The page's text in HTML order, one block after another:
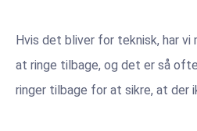
Hvis det bliver for teknisk, har vi
at ringe tilbage, og det er så
ringer tilbage for at sikre, at der